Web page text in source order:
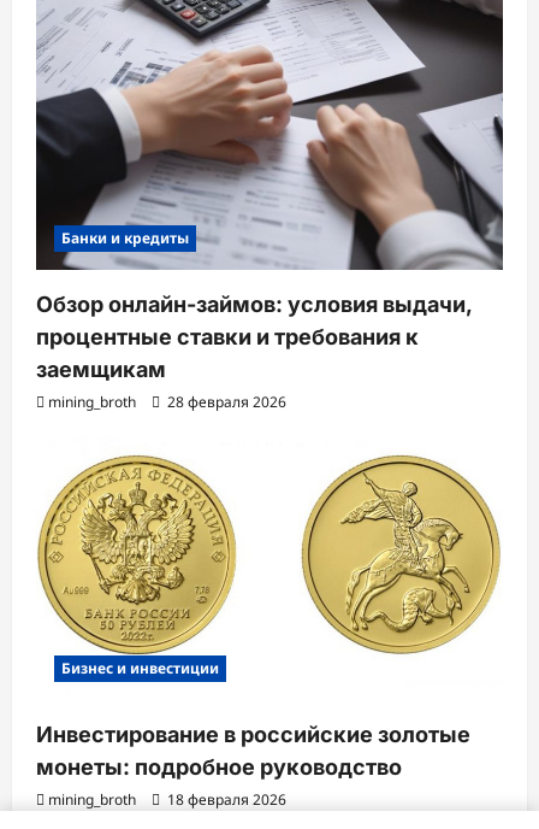
Банки и кредиты
Обзор онлайн-займов: условия выдачи,
процентные ставки и требования к
заемщикам
mining_broth 28 февраля 2026
Бизнес и инвестиции
Инвестирование в российские золотые
монеты: подробное руководство
mining_broth 18 февраля 2026